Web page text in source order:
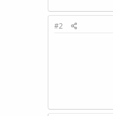
#2